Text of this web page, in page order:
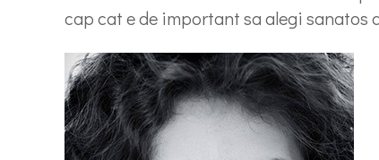
cap cat e de important sa alegi sanatos